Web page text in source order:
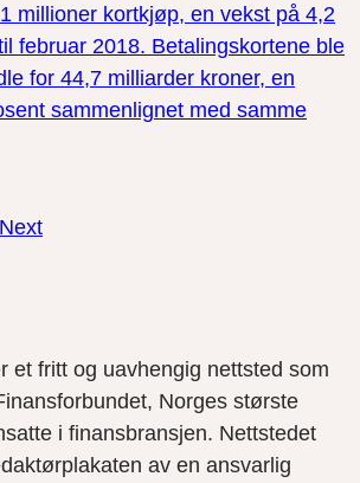
millioner kortkjøp, en vekst på 4,2
februar 2018. Betalingskortene ble
for 44,7 milliarder kroner, en
sammenlignet med samme
Next
et fritt og uavhengig nettsted som
Norges største
i finansbransjen. Nettstedet
av en ansvarlig